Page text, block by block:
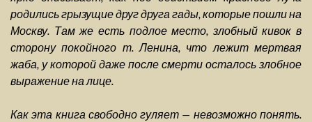
родились грызущие друг друга гады, которые пошли на
Москву. Там же есть подлое место, злобный кивок в
сторону покойного т. Ленина, что лежит мертвая
жаба, у которой даже после смерти осталось злобное
выражение на лице.
Как эта книга свободно гуляет — невозможно понять.